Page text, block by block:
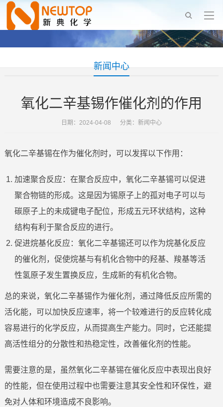
新闻中心
氧化二辛基锡作催化剂的作用
日期：2024-04-08 分类： 新闻中心
氧化二辛基锡在作为催化剂时，可以发挥以下作用：
加速聚合反应：在聚合反应中，氧化二辛基锡可以促进
聚合物链的形成。这是因为锡原子上的孤对电子可以与
碳原子上的未成键电子配位，形成五元环状结构，这种
结构有利于聚合反应的进行。
促进烷基化反应：氧化二辛基锡还可以作为烷基化反应
的催化剂，促使烷基与有机化合物中的羟基、羧基等活
性氢原子发生置换反应，生成新的有机化合物。
总的来说，氧化二辛基锡作为催化剂，通过降低反应所需的
活化能，可以加快反应速率，将一个较难进行的反应转化成
容易进行的化学反应，从而提高生产能力。同时，它还能提
高活性组分的分散性和热稳定性，改善催化剂的性能。
需要注意的是，虽然氧化二辛基锡在催化反应中表现出良好
的性能，但在使用过程中也需要注意其安全性和环保性，避
免对人体和环境造成不良影响。